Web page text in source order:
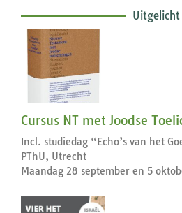
Uitgelicht
Cursus NT met Joodse
Incl. studiedag “Echo’s van het
PThU, Utrecht
Maandag 28 september en 5